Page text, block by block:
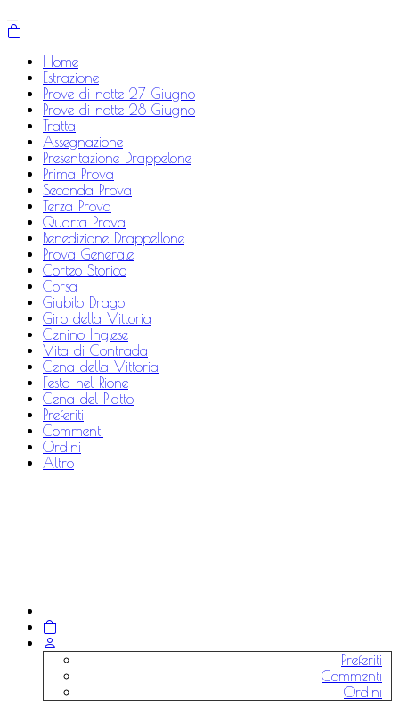
Home
Estrazione
Prove di notte 27 Giugno
Prove di notte 28 Giugno
Tratta
Assegnazione
Presentazione Drappelone
Prima Prova
Seconda Prova
Terza Prova
Quarta Prova
Benedizione Drappellone
Prova Generale
Corteo Storico
Corsa
Giubilo Drago
Giro della Vittoria
Cenino Inglese
Vita di Contrada
Cena della Vittoria
Festa nel Rione
Cena del Piatto
Preferiti
Commenti
Ordini
Altro
Preferiti
Commenti
Ordini